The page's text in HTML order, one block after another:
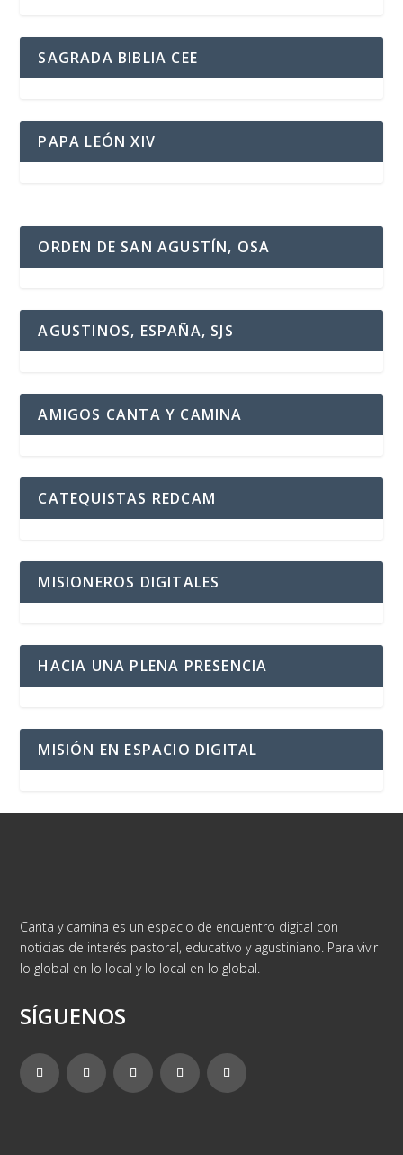
SAGRADA BIBLIA CEE
PAPA LEÓN XIV
ORDEN DE SAN AGUSTÍN, OSA
AGUSTINOS, ESPAÑA, SJS
AMIGOS CANTA Y CAMINA
CATEQUISTAS REDCAM
MISIONEROS DIGITALES
HACIA UNA PLENA PRESENCIA
MISIÓN EN ESPACIO DIGITAL
Canta y camina es un espacio de encuentro digital con
noticias de interés pastoral, educativo y agustiniano. Para vivir
lo global en lo local y lo local en lo global.
SÍGUENOS